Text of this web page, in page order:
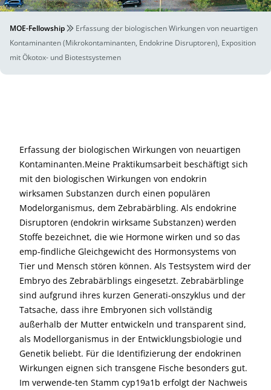
MOE-Fellowship
Erfassung der biologischen Wirkungen von neuartigen
Kontaminanten (Mikrokontaminanten, Endokrine Disruptoren), Exposition
mit Ökotox- und Biotestsystemen
Erfassung der biologischen Wirkungen von neuartigen
Kontaminanten.Meine Praktikumsarbeit beschäftigt sich
mit den biologischen Wirkungen von endokrin
wirksamen Substanzen durch einen populären
Modelorganismus, dem Zebrabärbling. Als endokrine
Disruptoren (endokrin wirksame Substanzen) werden
Stoffe bezeichnet, die wie Hormone wirken und so das
emp-findliche Gleichgewicht des Hormonsystems von
Tier und Mensch stören können. Als Testsystem wird der
Embryo des Zebrabärblings eingesetzt. Zebrabärblinge
sind aufgrund ihres kurzen Generati-onszyklus und der
Tatsache, dass ihre Embryonen sich vollständig
außerhalb der Mutter entwickeln und transparent sind,
als Modellorganismus in der Entwicklungsbiologie und
Genetik beliebt. Für die Identifizierung der endokrinen
Wirkungen eignen sich transgene Fische besonders gut.
Im verwende-ten Stamm cyp19a1b erfolgt der Nachweis